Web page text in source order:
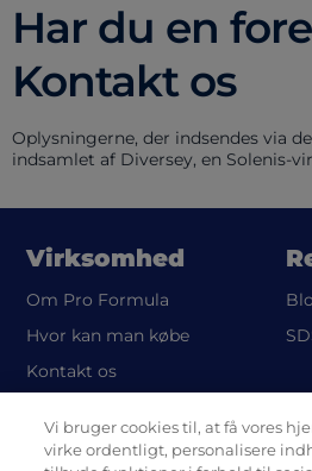
Har du en
Kontakt os
Oplysningerne, der indsendes via
indsamlet af Diversey, en Solenis-
Virksomhed
Om Pro Formula
Hvor kan man købe
Kontakt os
Legal
Vi bruger cookies til, at få vores
virke ordentligt, personalisere